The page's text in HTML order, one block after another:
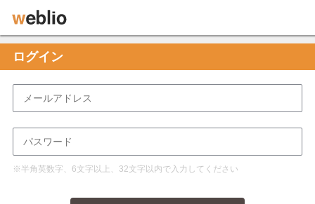
ログイン
※半角英数字、6文字以上、32文字以内で入力してください